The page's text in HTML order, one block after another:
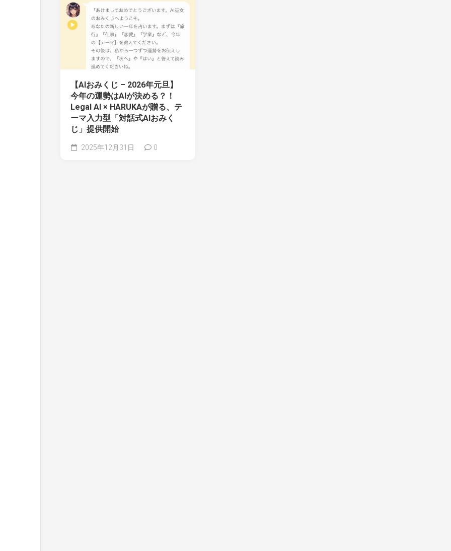
【AIおみくじ – 2026年元旦】
今年の運勢はAIが決める？！
Legal AI × HARUKAが贈る、テ
ーマ入力型「対話式AIおみく
じ」提供開始
2025年12月31日 0